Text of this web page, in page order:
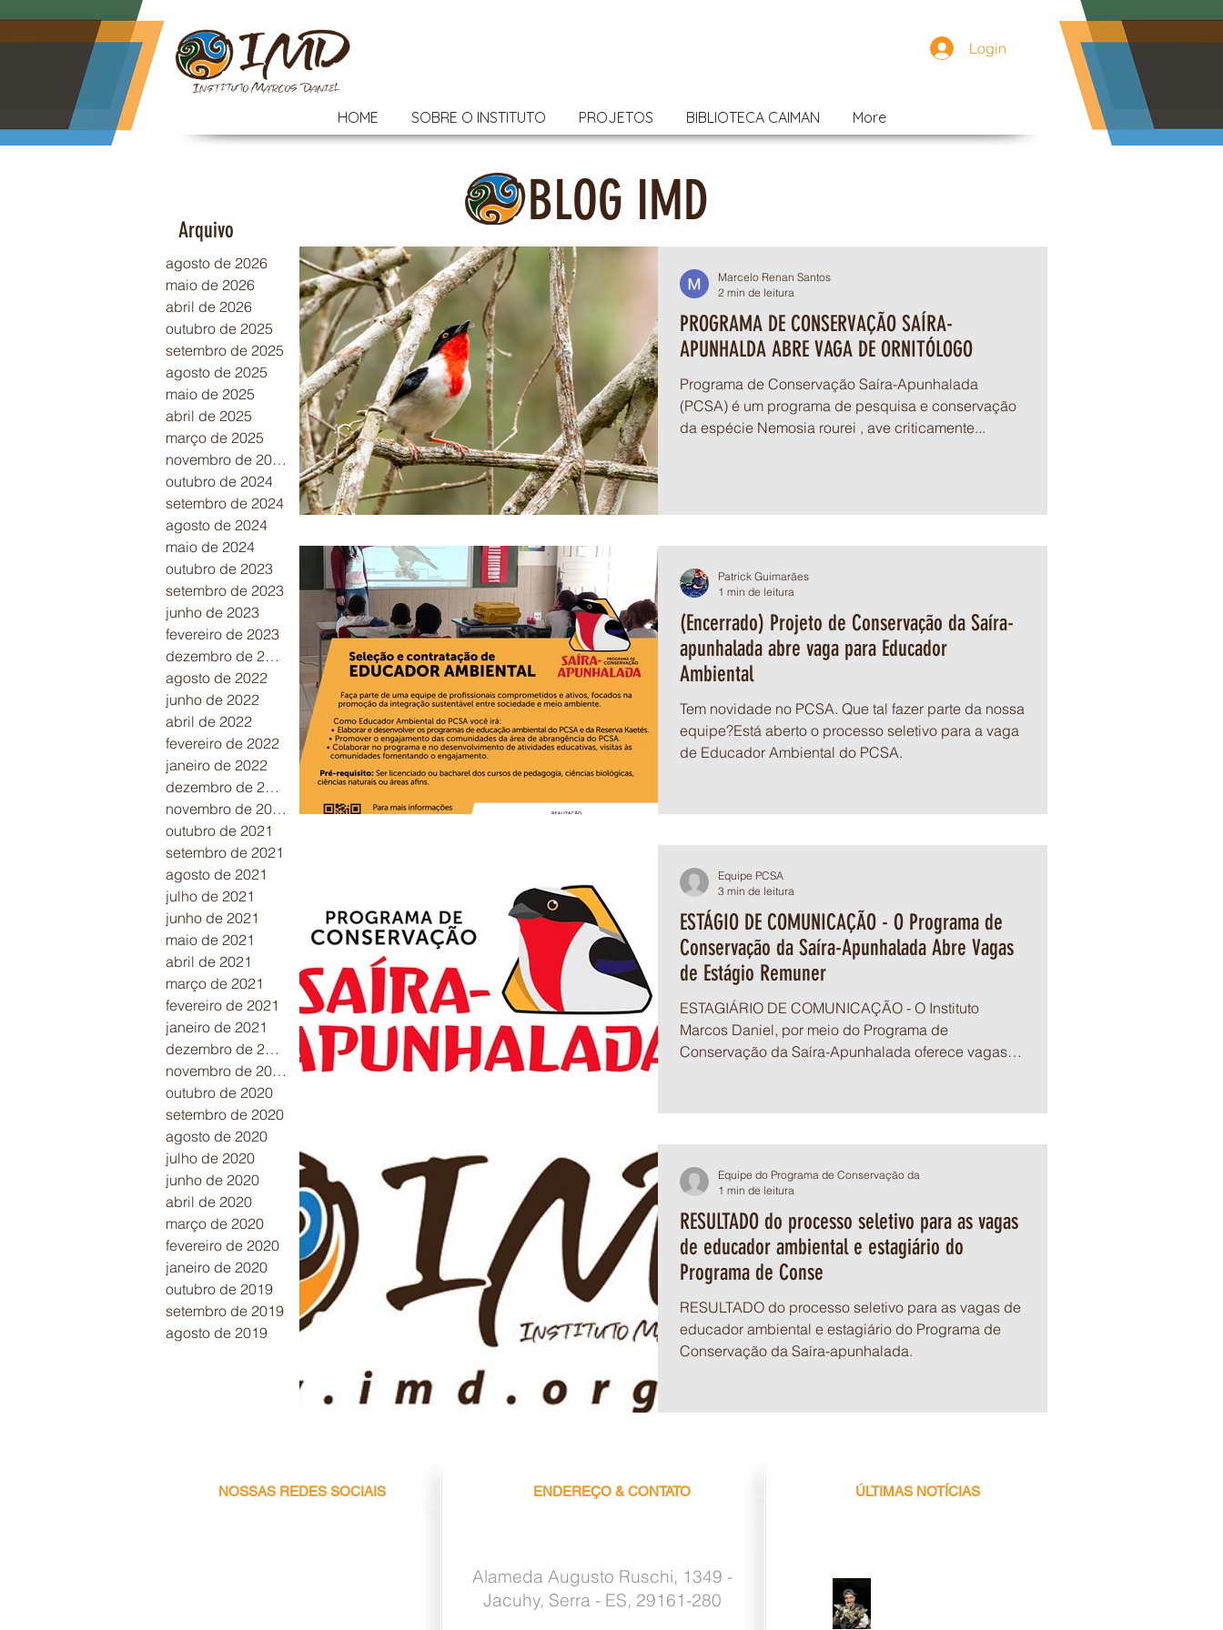
Login
HOME SOBRE O INSTITUTO PROJETOS BIBLIOTECA CAIMAN More
Arquivo BLOG IMD
agosto de 2026
maio de 2026
abril de 2026
outubro de 2025
setembro de 2025
agosto de 2025
maio de 2025
abril de 2025
março de 2025
novembro de 2024
outubro de 2024
setembro de 2024
agosto de 2024
maio de 2024
outubro de 2023
setembro de 2023
junho de 2023
fevereiro de 2023
dezembro de 2022
agosto de 2022
junho de 2022
abril de 2022
fevereiro de 2022
janeiro de 2022
dezembro de 2021
novembro de 2021
outubro de 2021
setembro de 2021
agosto de 2021
julho de 2021
junho de 2021
maio de 2021
abril de 2021
março de 2021
fevereiro de 2021
janeiro de 2021
dezembro de 2020
novembro de 2020
outubro de 2020
setembro de 2020
agosto de 2020
julho de 2020
junho de 2020
abril de 2020
março de 2020
fevereiro de 2020
janeiro de 2020
outubro de 2019
setembro de 2019
agosto de 2019
PROGRAMA DE CONSERVAÇÃO SAÍRA-
APUNHALDA ABRE VAGA DE ORNITÓLOGO
Programa de Conservação Saíra-Apunhalada
(PCSA) é um programa de pesquisa e conservação
da espécie Nemosia rourei , ave criticamente...
Marcelo Renan Santos
2 min de leitura
(Encerrado) Projeto de Conservação da Saíra-
apunhalada abre vaga para Educador
Ambiental
Tem novidade no PCSA. Que tal fazer parte da nossa
equipe?Está aberto o processo seletivo para a vaga
de Educador Ambiental do PCSA.
Patrick Guimarães
1 min de leitura
ESTÁGIO DE COMUNICAÇÃO - O Programa de
Conservação da Saíra-Apunhalada Abre Vagas
de Estágio Remuner
ESTAGIÁRIO DE COMUNICAÇÃO - O Instituto
Marcos Daniel, por meio do Programa de
Conservação da Saíra-Apunhalada oferece vagas
Equipe PCSA
3 min de leitura
RESULTADO do processo seletivo para as vagas
de educador ambiental e estagiário do
Programa de Conse
RESULTADO do processo seletivo para as vagas de
educador ambiental e estagiário do Programa de
Conservação da Saíra-apunhalada.
Equipe do Programa de Conservação da
1 min de leitura
NOSSAS REDES SOCIAIS ENDEREÇO & CONTATO ÚLTIMAS NOTÍCIAS
Alameda Augusto Ruschi, 1349 -
Jacuhy, Serra - ES, 29161-280